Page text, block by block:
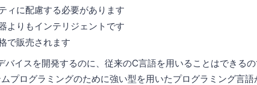
ィに配慮する必要があります
よりもインテリジェントです
で販売されます
バイスを開発するのに、従来のC言語を用いることはできる
プログラミングのために強い型を用いたプログラミング言